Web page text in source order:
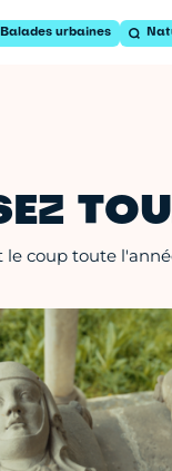
Balades urbaines
le coup toute